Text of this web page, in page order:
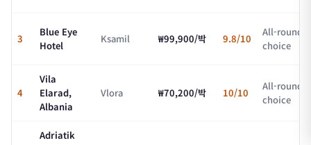
3
Blue Eye
Hotel
Ksamil ₩99,900/박 9.8/10
All-round
choice
4
Vila
Elarad,
Albania
Vlora ₩70,200/박 10/10
All-round
choice
Adriatik